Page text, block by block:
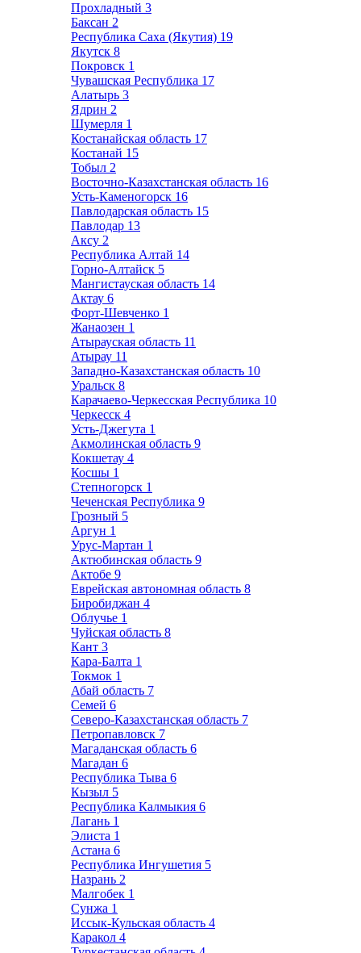
Прохладный 3
Баксан 2
Республика Саха (Якутия) 19
Якутск 8
Покровск 1
Чувашская Республика 17
Алатырь 3
Ядрин 2
Шумерля 1
Костанайская область 17
Костанай 15
Тобыл 2
Восточно-Казахстанская область 16
Усть-Каменогорск 16
Павлодарская область 15
Павлодар 13
Аксу 2
Республика Алтай 14
Горно-Алтайск 5
Мангистауская область 14
Актау 6
Форт-Шевченко 1
Жанаозен 1
Атырауская область 11
Атырау 11
Западно-Казахстанская область 10
Уральск 8
Карачаево-Черкесская Республика 10
Черкесск 4
Усть-Джегута 1
Акмолинская область 9
Кокшетау 4
Косшы 1
Степногорск 1
Чеченская Республика 9
Грозный 5
Аргун 1
Урус-Мартан 1
Актюбинская область 9
Актобе 9
Еврейская автономная область 8
Биробиджан 4
Облучье 1
Чуйская область 8
Кант 3
Кара-Балта 1
Токмок 1
Абай область 7
Семей 6
Северо-Казахстанская область 7
Петропавловск 7
Магаданская область 6
Магадан 6
Республика Тыва 6
Кызыл 5
Республика Калмыкия 6
Лагань 1
Элиста 1
Астана 6
Республика Ингушетия 5
Назрань 2
Малгобек 1
Сунжа 1
Иссык-Кульская область 4
Каракол 4